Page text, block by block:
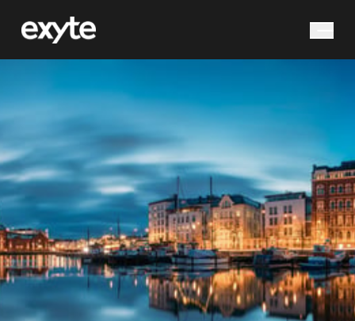
Hvad leder du efter?
Søg efter